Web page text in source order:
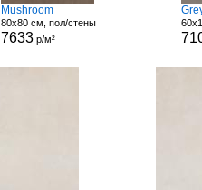
Mushroom
80x80 см, пол/стены
7633р/м²